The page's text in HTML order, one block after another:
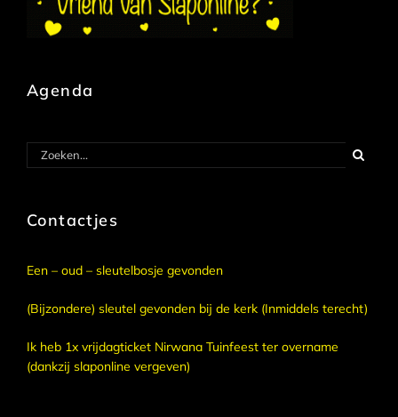
Agenda
Zoeken
naar:
Contactjes
Een – oud – sleutelbosje gevonden
(Bijzondere) sleutel gevonden bij de kerk (Inmiddels terecht)
Ik heb 1x vrijdagticket Nirwana Tuinfeest ter overname
(dankzij slaponline vergeven)